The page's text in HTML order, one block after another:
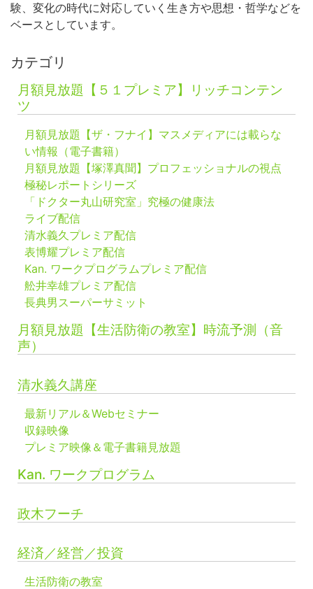
験、変化の時代に対応していく生き方や思想・哲学などを
ベースとしています。
カテゴリ
月額見放題【５１プレミア】リッチコンテン
ツ
月額見放題【ザ・フナイ】マスメディアには載らな
い情報（電子書籍）
月額見放題【塚澤真聞】プロフェッショナルの視点
極秘レポートシリーズ
「ドクター丸山研究室」究極の健康法
ライブ配信
清水義久プレミア配信
表博耀プレミア配信
Kan. ワークプログラムプレミア配信
舩井幸雄プレミア配信
長典男スーパーサミット
月額見放題【生活防衛の教室】時流予測（音
声）
清水義久講座
最新リアル＆Webセミナー
収録映像
プレミア映像＆電子書籍見放題
Kan. ワークプログラム
政木フーチ
経済／経営／投資
生活防衛の教室